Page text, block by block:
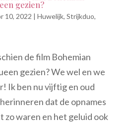
gezien?
10, 2022 | Huwelijk, Strijkduo,
de film Bohemian
gezien? We wel en we
Ik ben nu vijftig en oud
dat de opnames
zo waren en het geluid ook